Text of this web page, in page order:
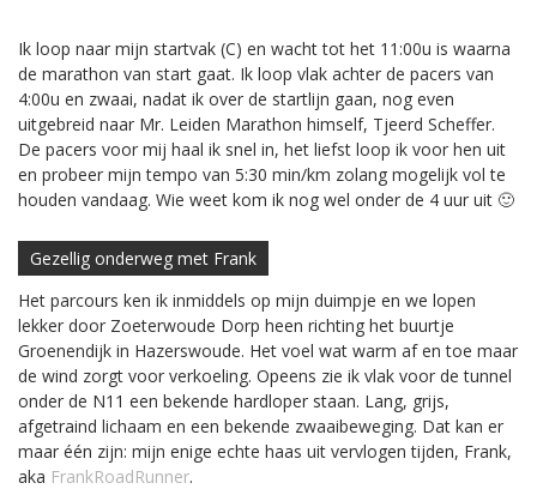
Ik loop naar mijn startvak (C) en wacht tot het 11:00u is waarna
de marathon van start gaat. Ik loop vlak achter de pacers van
4:00u en zwaai, nadat ik over de startlijn gaan, nog even
uitgebreid naar Mr. Leiden Marathon himself, Tjeerd Scheffer.
De pacers voor mij haal ik snel in, het liefst loop ik voor hen uit
en probeer mijn tempo van 5:30 min/km zolang mogelijk vol te
houden vandaag. Wie weet kom ik nog wel onder de 4 uur uit 🙂
Gezellig onderweg met Frank
Het parcours ken ik inmiddels op mijn duimpje en we lopen
lekker door Zoeterwoude Dorp heen richting het buurtje
Groenendijk in Hazerswoude. Het voel wat warm af en toe maar
de wind zorgt voor verkoeling. Opeens zie ik vlak voor de tunnel
onder de N11 een bekende hardloper staan. Lang, grijs,
afgetraind lichaam en een bekende zwaaibeweging. Dat kan er
maar één zijn: mijn enige echte haas uit vervlogen tijden, Frank,
aka FrankRoadRunner.